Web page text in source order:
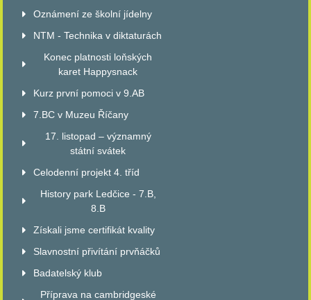
Oznámení ze školní jídelny
NTM - Technika v diktaturách
Konec platnosti loňských
karet Happysnack
Kurz první pomoci v 9.AB
7.BC v Muzeu Říčany
17. listopad – významný
státní svátek
Celodenní projekt 4. tříd
History park Ledčice - 7.B,
8.B
Získali jsme certifikát kvality
Slavnostní přivítání prvňáčků
Badatelský klub
Příprava na cambridgeské